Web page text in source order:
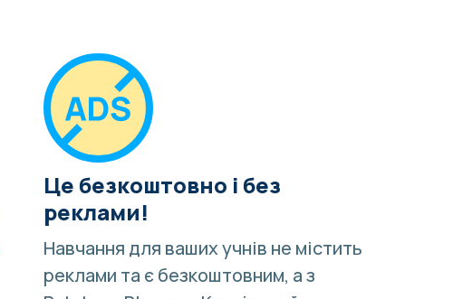
Це безкоштовно і без
реклами!
Навчання для ваших учнів не містить
реклами та є безкоштовним, а з